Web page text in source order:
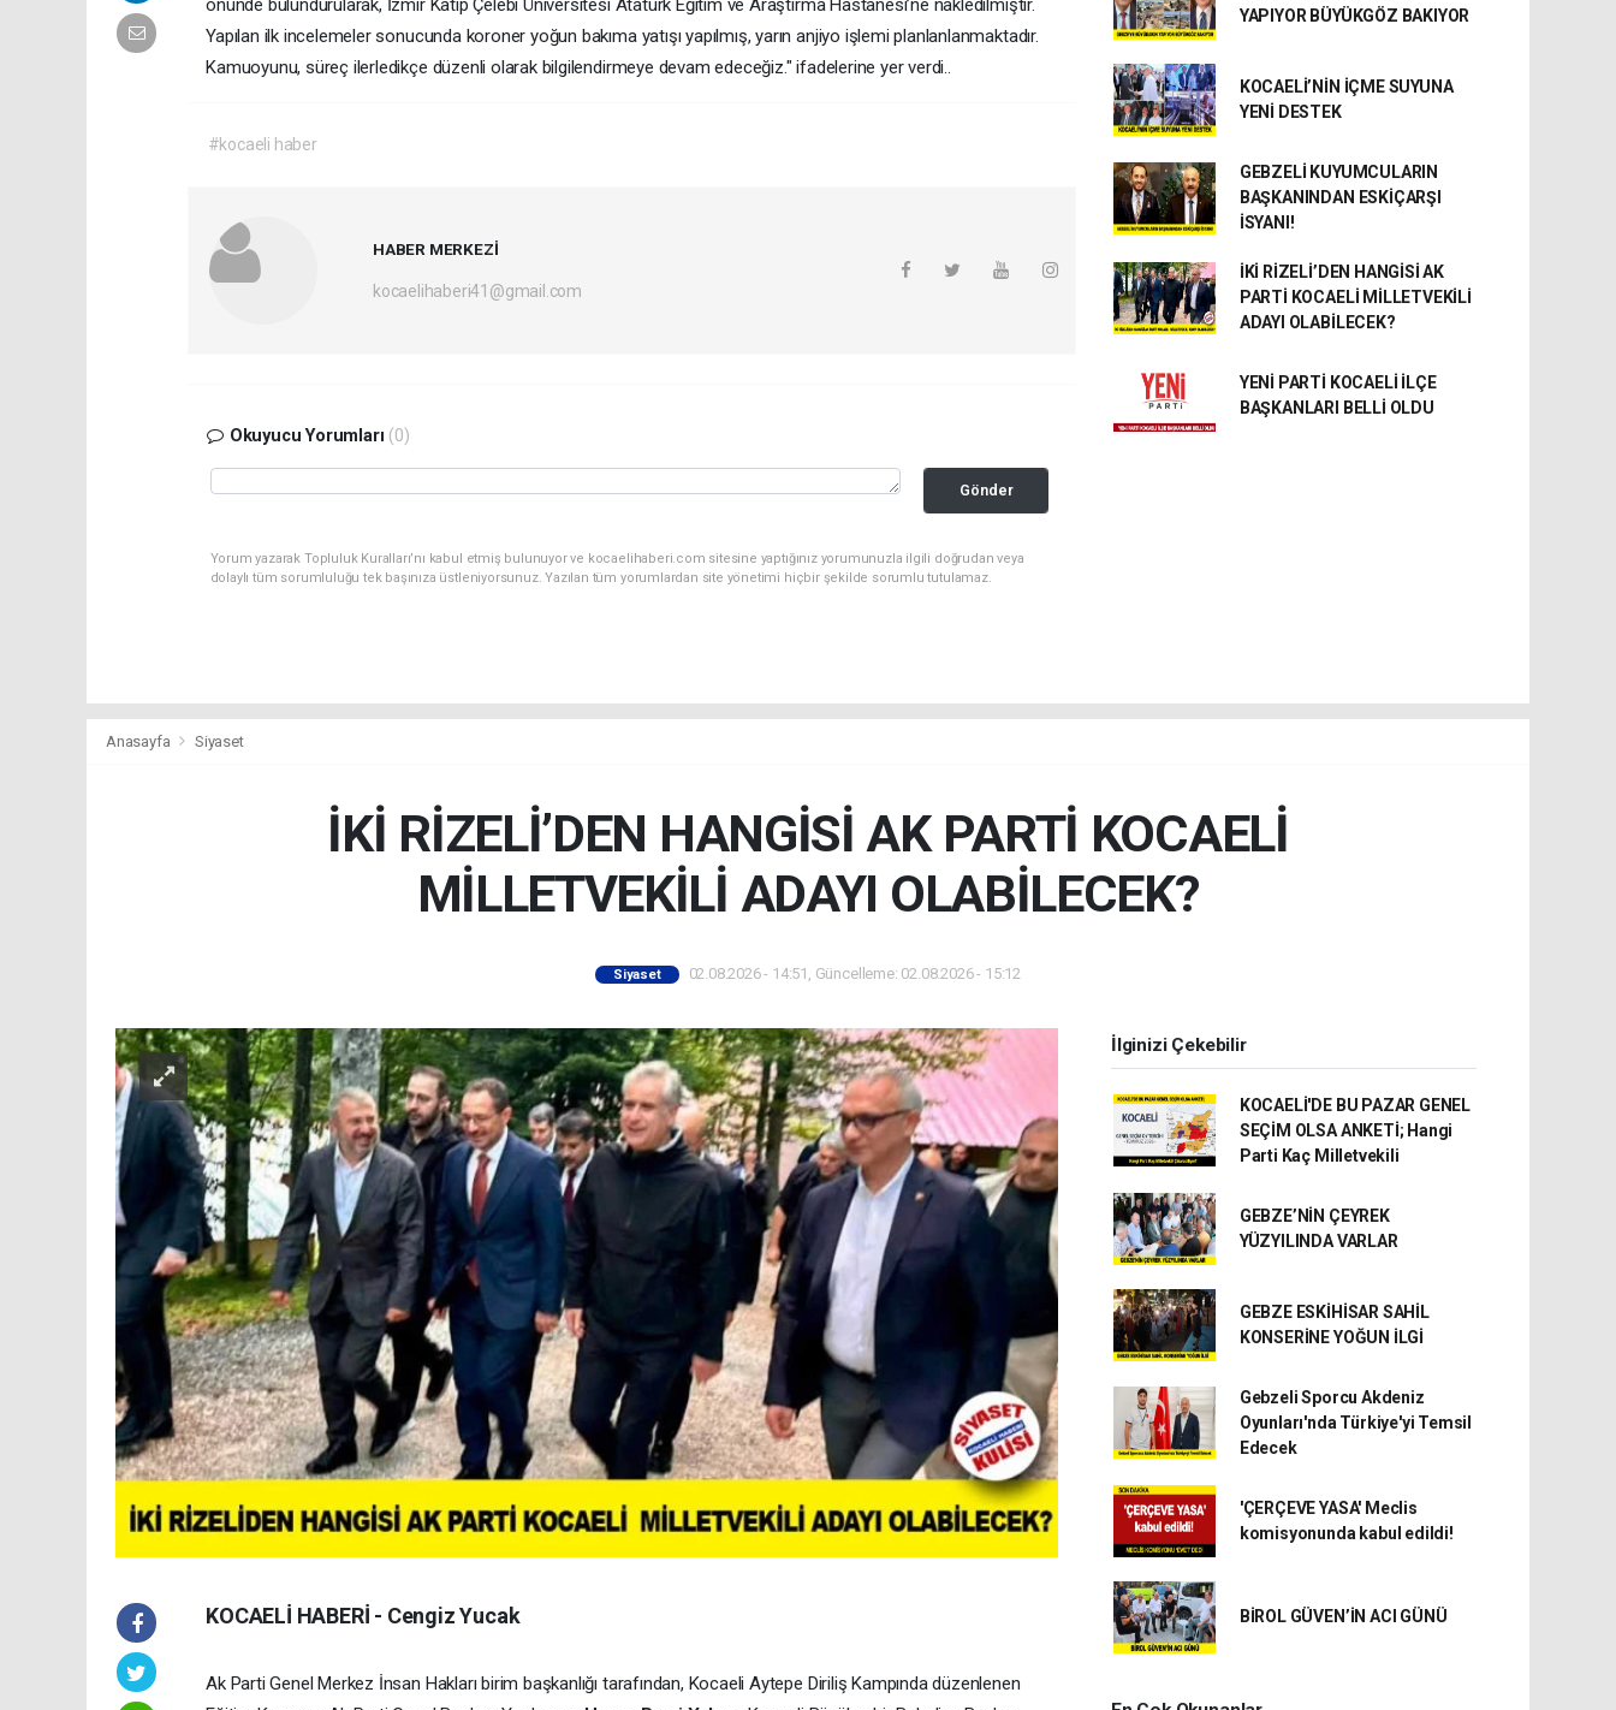
önünde bulundurularak, İzmir Katip Çelebi Üniversitesi Atatürk Eğitim ve Araştırma Hastanesi’ne nakledilmiştir.
Yapılan ilk incelemeler sonucunda koroner yoğun bakıma yatışı yapılmış, yarın anjiyo işlemi planlanlanmaktadır.
Kamuoyunu, süreç ilerledikçe düzenli olarak bilgilendirmeye devam edeceğiz." ifadelerine yer verdi..
#kocaeli haber
HABER MERKEZİ
kocaelihaberi41@gmail.com
Okuyucu Yorumları (0)
Gönder
Yorum yazarak Topluluk Kuralları’nı kabul etmiş bulunuyor ve kocaelihaberi.com sitesine yaptığınız yorumunuzla ilgili doğrudan veya
dolaylı tüm sorumluluğu tek başınıza üstleniyorsunuz. Yazılan tüm yorumlardan site yönetimi hiçbir şekilde sorumlu tutulamaz.
YAPIYOR BÜYÜKGÖZ BAKIYOR
KOCAELİ’NİN İÇME SUYUNA
YENİ DESTEK
GEBZELİ KUYUMCULARIN
BAŞKANINDAN ESKİÇARŞI
İSYANI!
İKİ RİZELİ’DEN HANGİSİ AK
PARTİ KOCAELİ MİLLETVEKİLİ
ADAYI OLABİLECEK?
YENİ PARTİ KOCAELİ İLÇE
BAŞKANLARI BELLİ OLDU
Anasayfa Siyaset
İKİ RİZELİ’DEN HANGİSİ AK PARTİ KOCAELİ
MİLLETVEKİLİ ADAYI OLABİLECEK?
Siyaset 02.08.2026 - 14:51, Güncelleme: 02.08.2026 - 15:12
KOCAELİ HABERİ - Cengiz Yucak
Ak Parti Genel Merkez İnsan Hakları birim başkanlığı tarafından, Kocaeli Aytepe Diriliş Kampında düzenlenen
İlginizi Çekebilir
KOCAELİ'DE BU PAZAR GENEL
SEÇİM OLSA ANKETİ; Hangi
Parti Kaç Milletvekili
GEBZE’NİN ÇEYREK
YÜZYILINDA VARLAR
GEBZE ESKİHİSAR SAHİL
KONSERİNE YOĞUN İLGİ
Gebzeli Sporcu Akdeniz
Oyunları'nda Türkiye'yi Temsil
Edecek
'ÇERÇEVE YASA' Meclis
komisyonunda kabul edildi!
BİROL GÜVEN’İN ACI GÜNÜ